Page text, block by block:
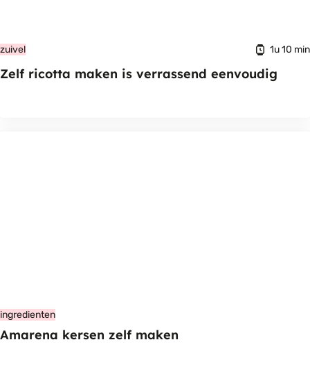
zuivel 1u 10 min
Zelf ricotta maken is verrassend eenvoudig
ingredienten
Amarena kersen zelf maken